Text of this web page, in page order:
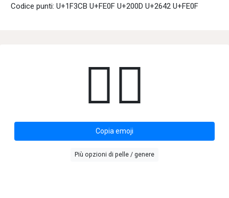
Codice punti: U+1F3CB U+FE0F U+200D U+2642 U+FE0F
🏋️‍♂️
Copia emoji
Più opzioni di pelle / genere